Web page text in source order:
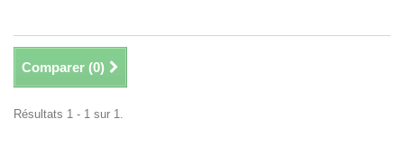
Comparer (0)
Résultats 1 - 1 sur 1.